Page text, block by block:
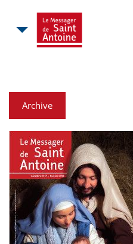
Archive